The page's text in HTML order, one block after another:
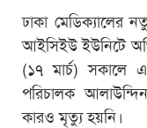
ঢাকা মেডিক্যালের
আইসিইউ ইউনিটে
(১৭ মার্চ) সকালে
পরিচালক
কারও মৃত্যু হয়নি।